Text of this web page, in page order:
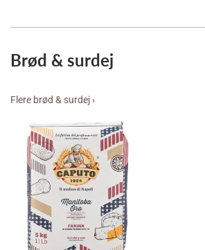
Brød & surdej
Flere brød & surdej ›